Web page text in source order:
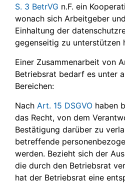
S. 3 BetrVG n.F. ein
wonach sich Arbeitgeber
Einhaltung der
gegenseitig zu unterstützen
Einer Zusammenarbeit von
Betriebsrat bedarf es unter
Bereichen:
Nach Art. 15 DSGVO haben
das Recht, von dem
Bestätigung darüber zu
betreffende
werden. Bezieht sich der
die durch den Betriebsrat
hat der Betriebsrat eine